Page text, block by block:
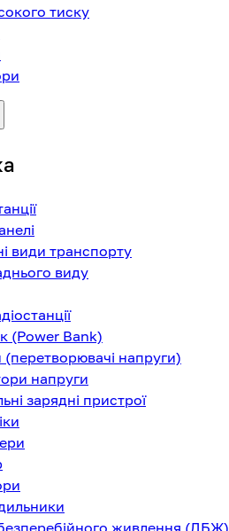
тиску
види транспорту
виду
(Power Bank)
(перетворювачі напруги)
напруги
зарядні пристрої
живлення (ДБЖ)